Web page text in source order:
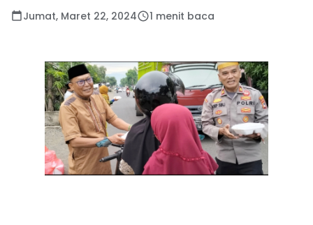
Jumat, Maret 22, 2024 1 menit baca